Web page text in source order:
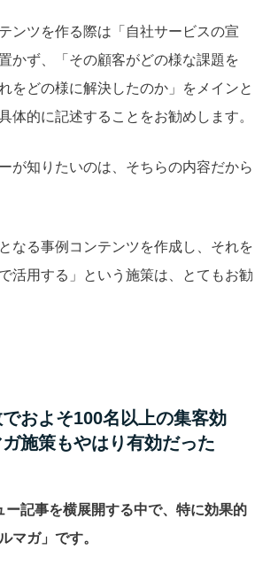
ンツを作る際は「自社サービスの宣
かず、「その顧客がどの様な課題を
をどの様に解決したのか」をメインと
体的に記述することをお勧めします。
が知りたいのは、 そちらの内容だから
なる事例コンテンツを作成し、それを
活用する」という施策は、とてもお勧
およそ100名以上の集客効
施策もやはり有効だった
ー記事を横展開する中で、特に効果的
マガ」です。